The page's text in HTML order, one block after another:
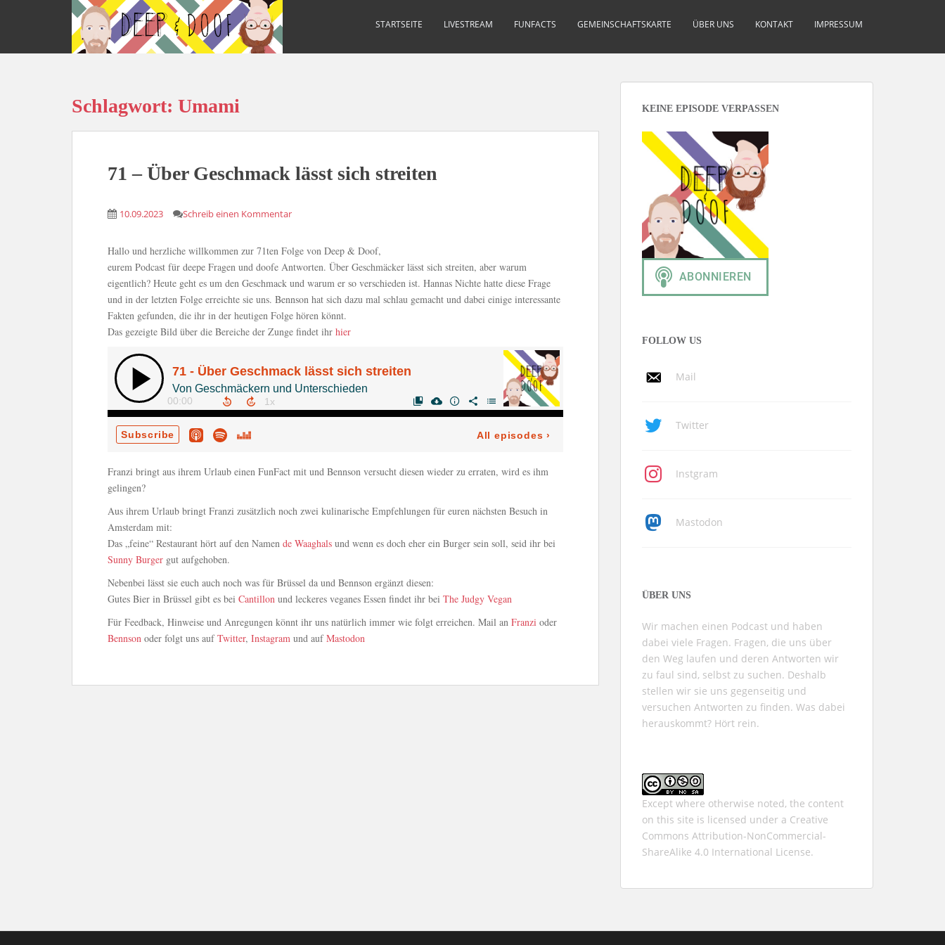
p
STARTSEITE LIVESTREAM FUNFACTS GEMEINSCHAFTSKARTE ÜBER UNS KONTAKT IMPRESSUM
Schlagwort: Umami
71 – Über Geschmack lässt sich streiten
10.09.2023 Schreib einen Kommentar
Hallo und herzliche willkommen zur 71ten Folge von Deep & Doof,
eurem Podcast für deepe Fragen und doofe Antworten. Über Geschmäcker lässt sich streiten, aber warum
eigentlich? Heute geht es um den Geschmack und warum er so verschieden ist. Hannas Nichte hatte diese Frage
und in der letzten Folge erreichte sie uns. Bennson hat sich dazu mal schlau gemacht und dabei einige interessante
Fakten gefunden, die ihr in der heutigen Folge hören könnt.
Das gezeigte Bild über die Bereiche der Zunge findet ihr hier
Franzi bringt aus ihrem Urlaub einen FunFact mit und Bennson versucht diesen wieder zu erraten, wird es ihm
gelingen?
Aus ihrem Urlaub bringt Franzi zusätzlich noch zwei kulinarische Empfehlungen für euren nächsten Besuch in
Amsterdam mit:
Das „feine“ Restaurant hört auf den Namen de Waaghals und wenn es doch eher ein Burger sein soll, seid ihr bei
Sunny Burger gut aufgehoben.
Nebenbei lässt sie euch auch noch was für Brüssel da und Bennson ergänzt diesen:
Gutes Bier in Brüssel gibt es bei Cantillon und leckeres veganes Essen findet ihr bei The Judgy Vegan
Für Feedback, Hinweise und Anregungen könnt ihr uns natürlich immer wie folgt erreichen. Mail an Franzi oder
Bennson oder folgt uns aufTwitter, Instagram und aufMastodon
KEINE EPISODE VERPASSEN
FOLLOW US
Mail
Twitter
Instgram
Mastodon
ÜBER UNS
Wir machen einen Podcast und haben
dabei viele Fragen. Fragen, die uns über
den Weg laufen und deren Antworten wir
zu faul sind, selbst zu suchen. Deshalb
stellen wir sie uns gegenseitig und
versuchen Antworten zu finden. Was dabei
herauskommt? Hört rein.
Except where otherwise noted, the content
on this site is licensed under a Creative
Commons Attribution-NonCommercial-
ShareAlike 4.0 International License.